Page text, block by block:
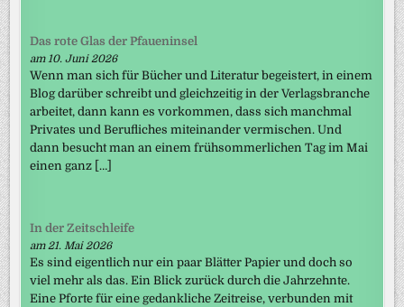
Das rote Glas der Pfaueninsel
am 10. Juni 2026
Wenn man sich für Bücher und Literatur begeistert, in einem
Blog darüber schreibt und gleichzeitig in der Verlagsbranche
arbeitet, dann kann es vorkommen, dass sich manchmal
Privates und Berufliches miteinander vermischen. Und
dann besucht man an einem frühsommerlichen Tag im Mai
einen ganz […]
In der Zeitschleife
am 21. Mai 2026
Es sind eigentlich nur ein paar Blätter Papier und doch so
viel mehr als das. Ein Blick zurück durch die Jahrzehnte.
Eine Pforte für eine gedankliche Zeitreise, verbunden mit